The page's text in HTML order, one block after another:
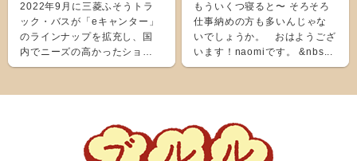
2022年9月に三菱ふそうトラ
ック・バスが「eキャンター」
のラインナップを拡充し、国
内でニーズの高かったショー
ト＆ナローボディ（G...
もういくつ寝ると〜 そろそろ
仕事納めの方も多いんじゃな
いでしょうか。 おはようござ
います！naomiです。 &nbs...